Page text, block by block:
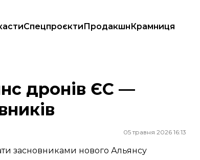
СпецпроєктиПродакшнКрамниця
дронів ЄС —
05 травня 2026 16:13
засновниками нового Альянсу